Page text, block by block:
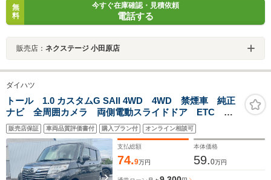
無
料
今すぐ在庫確認・見積依頼
電話する
販売店： ネクステージ 小田原店
ダイハツ
トール 1.0 カスタムG SAII 4WD 4WD 禁煙車 純正
ナビ 全周囲カメラ 両側電動スライドドア ETC 衝
突被害軽減システム クルーズコントロール LEDヘッ
ドライト フルセグ CD・DVD再生 Bluetooth
販売店保証 車両品質評価書付 購入プラン付 オンライン相談可
支払総額
74.9万円
本体価格
59.0万円